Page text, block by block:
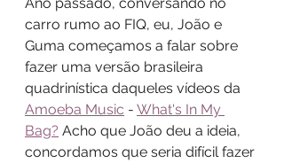
carro rumo ao FIQ, eu, João e
Guma começamos a falar sobre
fazer uma versão brasileira
quadrinística daqueles vídeos da
Amoeba Music - What's In My
Bag? Acho que João deu a ideia,
concordamos que seria difícil fazer